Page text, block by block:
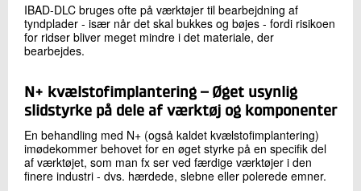
IBAD-DLC bruges ofte på værktøjer til bearbejdning af
tyndplader - især når det skal bukkes og bøjes - fordi risikoen
for ridser bliver meget mindre i det materiale, der
bearbejdes.
N+ kvælstofimplantering – Øget usynlig
slidstyrke på dele af værktøj og komponenter
En behandling med N+ (også kaldet kvælstofimplantering)
imødekommer behovet for en øget styrke på en specifik del
af værktøjet, som man fx ser ved færdige værktøjer i den
finere industri - dvs. hærdede, slebne eller polerede emner.